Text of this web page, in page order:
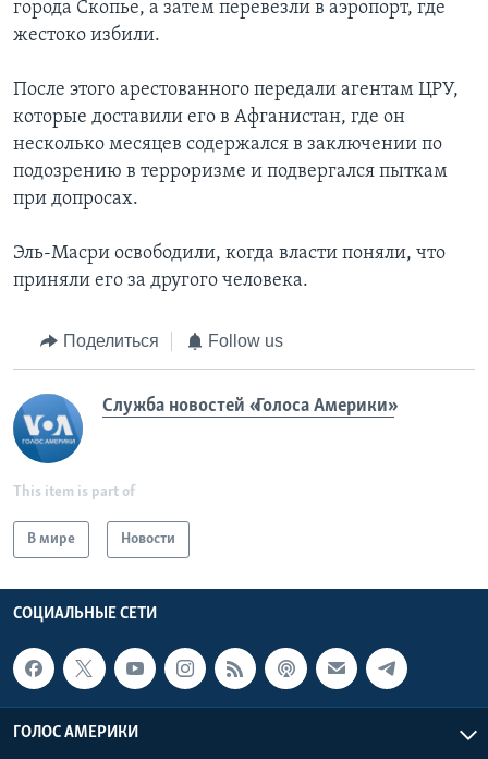
города Скопье, а затем перевезли в аэропорт, где
жестоко избили.
После этого арестованного передали агентам ЦРУ,
которые доставили его в Афганистан, где он
несколько месяцев содержался в заключении по
подозрению в терроризме и подвергался пыткам
при допросах.
Эль-Масри освободили, когда власти поняли, что
приняли его за другого человека.
Поделиться Follow us
Служба новостей «Голоса Америки»
This item is part of
В мире Новости
СОЦИАЛЬНЫЕ СЕТИ
ГОЛОС АМЕРИКИ